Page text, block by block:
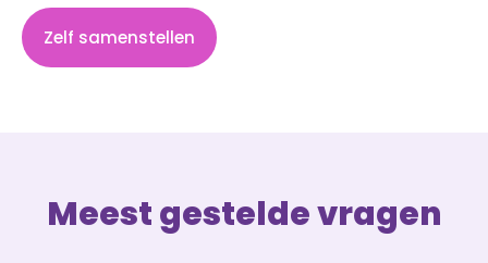
Zelf samenstellen
Meest gestelde vragen